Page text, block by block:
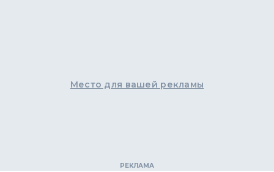
Место для вашей рекламы